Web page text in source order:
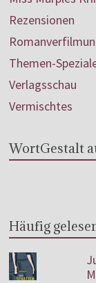
Rezensionen
Themen-
Verlagsschau
Vermischtes
WortGestalt
Häufig